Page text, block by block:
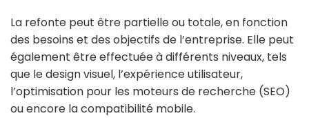
La refonte peut être partielle ou totale, en fonction
des besoins et des objectifs de l’entreprise. Elle peut
également être effectuée à différents niveaux, tels
que le design visuel, l’expérience utilisateur,
l’optimisation pour les moteurs de recherche (SEO)
ou encore la compatibilité mobile.